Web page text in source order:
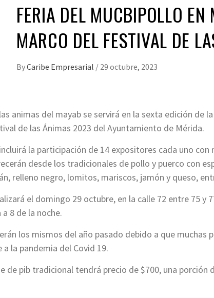
FERIA DEL MUCBIPOLLO EN
MARCO DEL FESTIVAL DE
ByCaribe Empresarial / 29 octubre, 2023
animas del mayab se servirá en la sexta edición de
de las Ánimas 2023 del Ayuntamiento de Mérida.
la participación de 14 expositores cada uno con
desde los tradicionales de pollo y puerco con
relleno negro, lomitos, mariscos, jamón y queso,
el domingo 29 octubre, en la calle 72 entre 75 y
8 de la noche.
los mismos del año pasado debido a que muchas
a la pandemia del Covid 19.
de pib tradicional tendrá precio de $700, una